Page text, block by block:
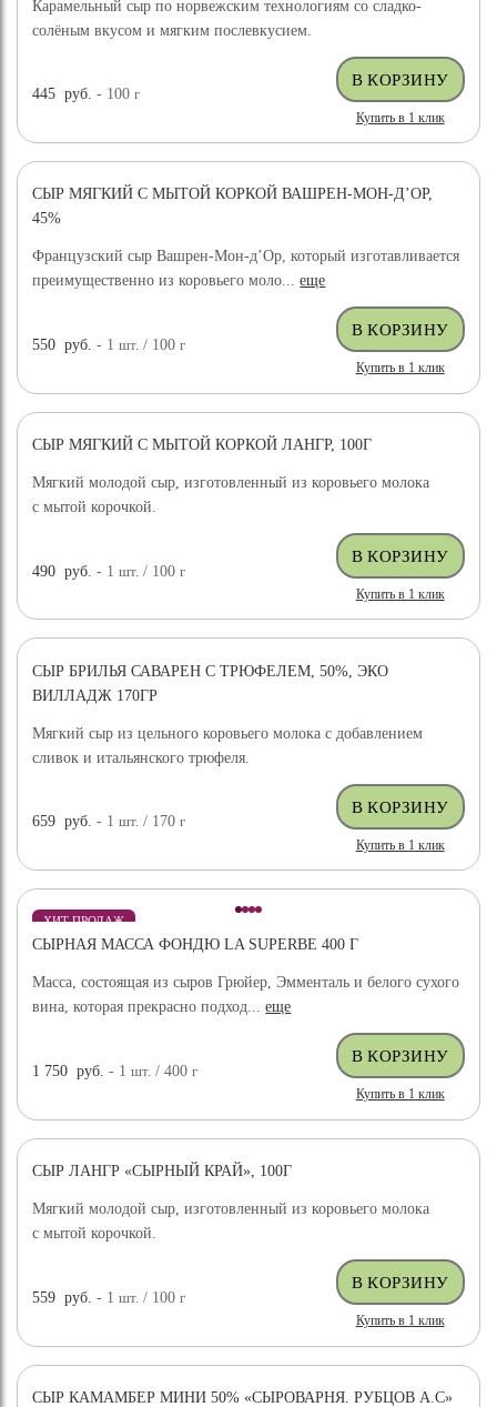
Карамельный сыр по норвежским технологиям со сладко-
солёным вкусом и мягким послевкусием.
445 руб. - 100г
Купить в 1 клик
СЫР МЯГКИЙ С МЫТОЙ КОРКОЙ ВАШРЕН-МОН-Д’ОР,
45%
Французский сыр Вашрен-Мон-д’Ор, который изготавливается
преимущественно из коровьего моло...еще
550 руб. - 1шт. / 100г
Купить в 1 клик
СЫР МЯГКИЙ С МЫТОЙ КОРКОЙ ЛАНГР, 100Г
Мягкий молодой сыр, изготовленный из коровьего молока
с мытой корочкой.
490 руб. - 1шт. / 100г
Купить в 1 клик
СЫР БРИЛЬЯ САВАРЕН С ТРЮФЕЛЕМ, 50%, ЭКО
ВИЛЛАДЖ 170ГР
Мягкий сыр из цельного коровьего молока с добавлением
сливок и итальянского трюфеля.
659 руб. - 1шт. / 170г
Купить в 1 клик
ХИТ ПРОДАЖ
СЫРНАЯ МАССА ФОНДЮ LA SUPERBE 400 Г
Масса, состоящая из сыров Грюйер, Эмменталь и белого сухого
вина, которая прекрасно подход...еще
1 750 руб. - 1шт. / 400г
Купить в 1 клик
СЫР ЛАНГР «СЫРНЫЙ КРАЙ», 100Г
Мягкий молодой сыр, изготовленный из коровьего молока
с мытой корочкой.
559 руб. - 1шт. / 100г
Купить в 1 клик
СЫР КАМАМБЕР МИНИ 50% «СЫРОВАРНЯ. РУБЦОВ А.С»